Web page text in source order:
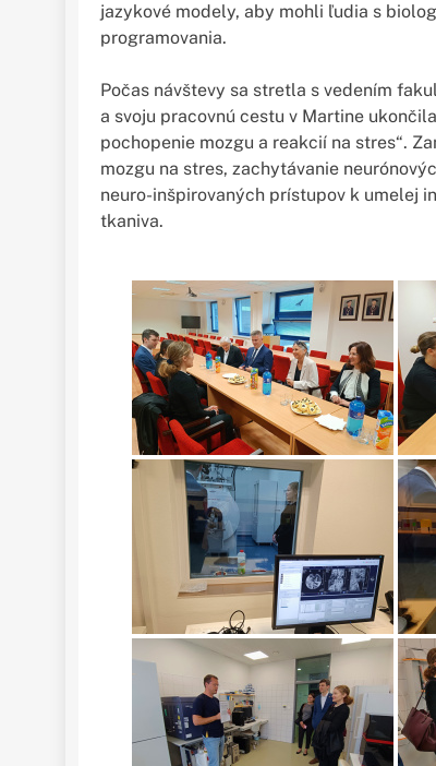
jazykové modely, aby mohli ľudia s
programovania.
Počas návštevy sa stretla s vedením
a svoju pracovnú cestu v Martine
pochopenie mozgu a reakcií na stres“.
mozgu na stres, zachytávanie
neuro-inšpirovaných prístupov k umelej
tkaniva.